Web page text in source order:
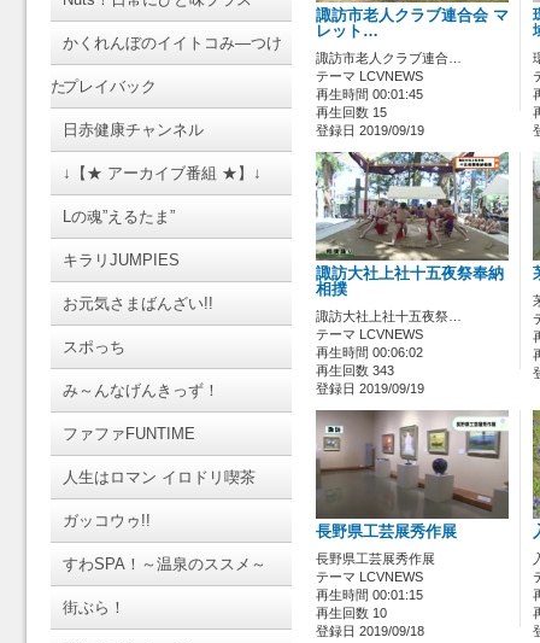
かくれんぼのイイトコみ―つけ
たプレイバック
日赤健康チャンネル
↓【★ アーカイブ番組 ★】↓
Lの魂”えるたま”
キラリJUMPIES
お元気さまばんざい!!
スポっち
み～んなげんきっず！
ファファFUNTIME
人生はロマン イロドリ喫茶
ガッコウゥ!!
すわSPA！～温泉のススメ～
街ぶら！
諏訪市老人クラブ連合会 マ
レット…
諏訪市老人クラブ連合…
テーマ LCVNEWS
再生時間 00:01:45
再生回数 15
登録日 2019/09/19
諏訪大社上社十五夜祭奉納
相撲
諏訪大社上社十五夜祭…
テーマ LCVNEWS
再生時間 00:06:02
再生回数 343
登録日 2019/09/19
長野県工芸展秀作展
長野県工芸展秀作展
テーマ LCVNEWS
再生時間 00:01:15
再生回数 10
登録日 2019/09/18